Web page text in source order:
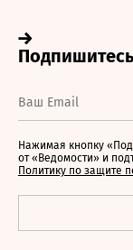
Нажимая кнопку
от «Ведомости» и
Политику по защите